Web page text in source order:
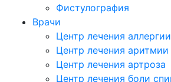
Фистулография
Врачи
Центр лечения аллергии
Центр лечения аритмии
Центр лечения артроза
Центр лечения боли